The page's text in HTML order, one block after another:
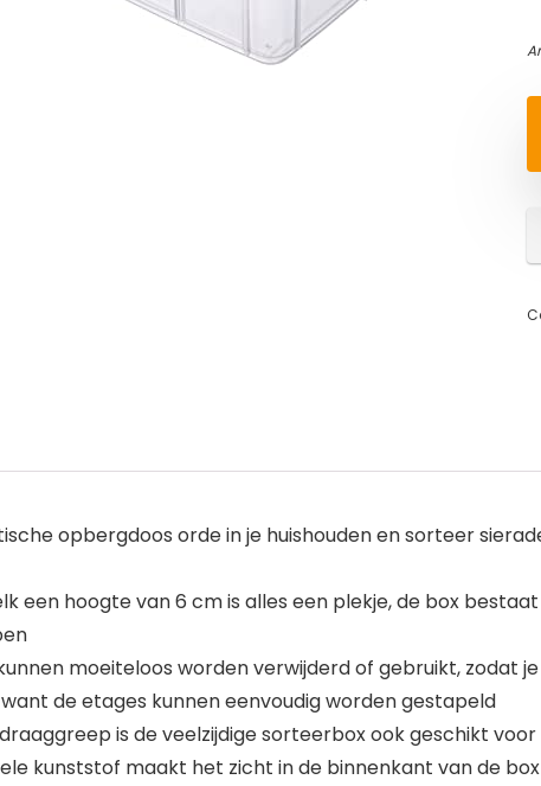
opbergdoos orde in je huishouden en sorteer
een hoogte van 6 cm is alles een plekje, de box
moeiteloos worden verwijderd of gebruikt, zodat
de etages kunnen eenvoudig worden gestapeld
is de veelzijdige sorteerbox ook geschikt
kunststof maakt het zicht in de binnenkant van de